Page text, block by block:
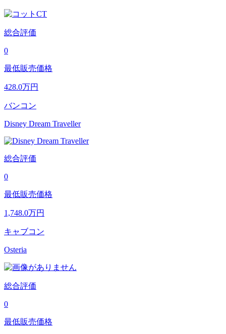
総合評価
0
最低販売価格
428.0万円
バンコン
Disney Dream Traveller
総合評価
0
最低販売価格
1,748.0万円
キャブコン
Osteria
総合評価
0
最低販売価格